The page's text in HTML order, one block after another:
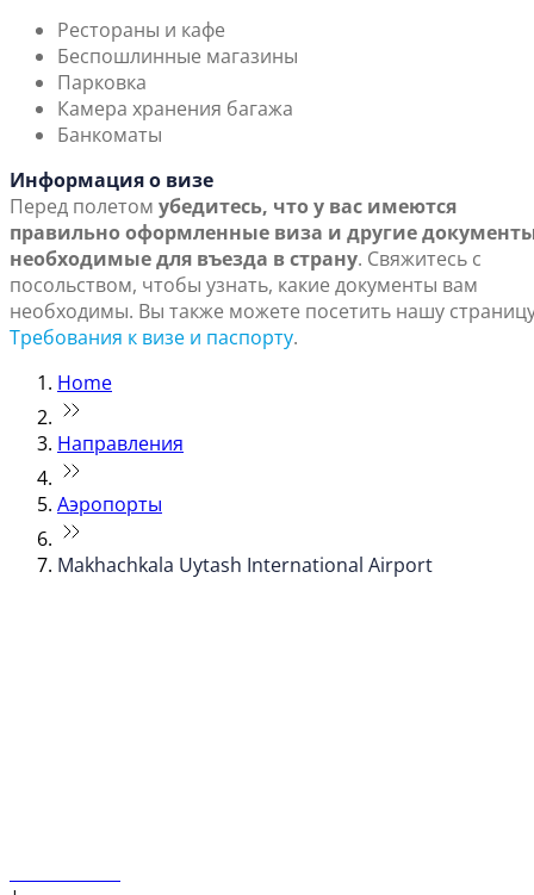
Рестораны и кафе
Беспошлинные магазины
Парковка
Камера хранения багажа
Банкоматы
Информация о визе
Перед полетом убедитесь, что у вас имеются
правильно оформленные виза и другие
необходимые для въезда в страну. Свяжитесь с
посольством, чтобы узнать, какие документы вам
необходимы. Вы также можете посетить нашу
Требования к визе и паспорту.
Home
Направления
Аэропорты
Makhachkala Uytash International Airport